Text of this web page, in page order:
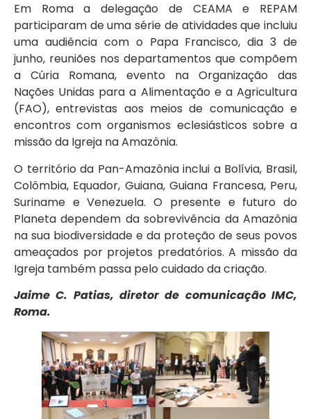
Em Roma a delegação de CEAMA e REPAM
participaram de uma série de atividades que incluiu
uma audiência com o Papa Francisco, dia 3 de
junho, reuniões nos departamentos que compõem
a Cúria Romana, evento na Organização das
Nações Unidas para a Alimentação e a Agricultura
(FAO), entrevistas aos meios de comunicação e
encontros com organismos eclesiásticos sobre a
missão da Igreja na Amazônia.
O território da Pan-Amazônia inclui a Bolívia, Brasil,
Colômbia, Equador, Guiana, Guiana Francesa, Peru,
Suriname e Venezuela. O presente e futuro do
Planeta dependem da sobrevivência da Amazônia
na sua biodiversidade e da proteção de seus povos
ameaçados por projetos predatórios. A missão da
Igreja também passa pelo cuidado da criação.
Jaime C. Patias, diretor de comunicação IMC,
Roma.